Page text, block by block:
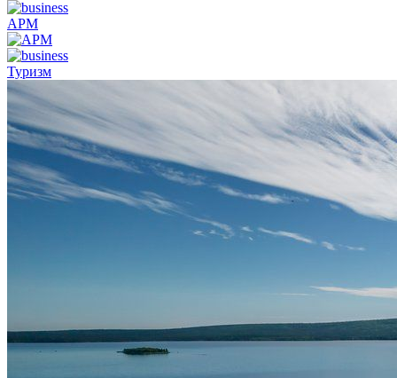
АРМ
Туризм